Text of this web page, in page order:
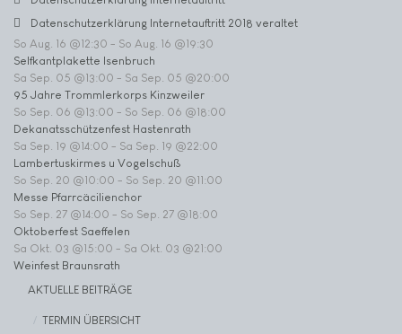
Datenschutzerklärung Internetauftritt 2018 veraltet
So Aug. 16 @12:30 - So Aug. 16 @19:30
Selfkantplakette Isenbruch
Sa Sep. 05 @13:00 - Sa Sep. 05 @20:00
95 Jahre Trommlerkorps Kinzweiler
So Sep. 06 @13:00 - So Sep. 06 @18:00
Dekanatsschützenfest Hastenrath
Sa Sep. 19 @14:00 - Sa Sep. 19 @22:00
Lambertuskirmes u Vogelschuß
So Sep. 20 @10:00 - So Sep. 20 @11:00
Messe Pfarrcäcilienchor
So Sep. 27 @14:00 - So Sep. 27 @18:00
Oktoberfest Saeffelen
Sa Okt. 03 @15:00 - Sa Okt. 03 @21:00
Weinfest Braunsrath
AKTUELLE BEITRÄGE
TERMIN ÜBERSICHT